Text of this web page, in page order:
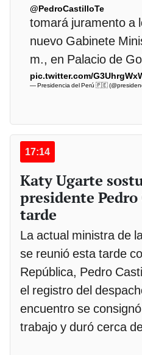
@PedroCastilloTe
tomará juramento a
nuevo Gabinete
m., en Palacio de
pic.twitter.com/
— Presidencia del Perú 🇵🇪
17:14
Katy Ugarte
presidente
tarde
La actual ministra de
se reunió esta tarde
República, Pedro
el registro del
encuentro se
trabajo y duró cerca